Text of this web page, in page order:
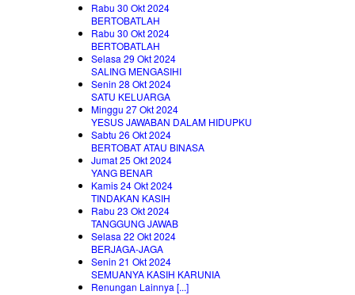
Rabu 30 Okt 2024
BERTOBATLAH
Rabu 30 Okt 2024
BERTOBATLAH
Selasa 29 Okt 2024
SALING MENGASIHI
Senin 28 Okt 2024
SATU KELUARGA
Minggu 27 Okt 2024
YESUS JAWABAN DALAM HIDUPKU
Sabtu 26 Okt 2024
BERTOBAT ATAU BINASA
Jumat 25 Okt 2024
YANG BENAR
Kamis 24 Okt 2024
TINDAKAN KASIH
Rabu 23 Okt 2024
TANGGUNG JAWAB
Selasa 22 Okt 2024
BERJAGA-JAGA
Senin 21 Okt 2024
SEMUANYA KASIH KARUNIA
Renungan Lainnya [...]